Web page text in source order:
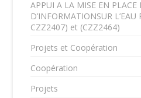
APPUI A LA MISE EN PLACE
D’INFORMATIONSUR L’EAU
CZZ2407) et (CZZ2464)
Projets et Coopération
Coopération
Projets